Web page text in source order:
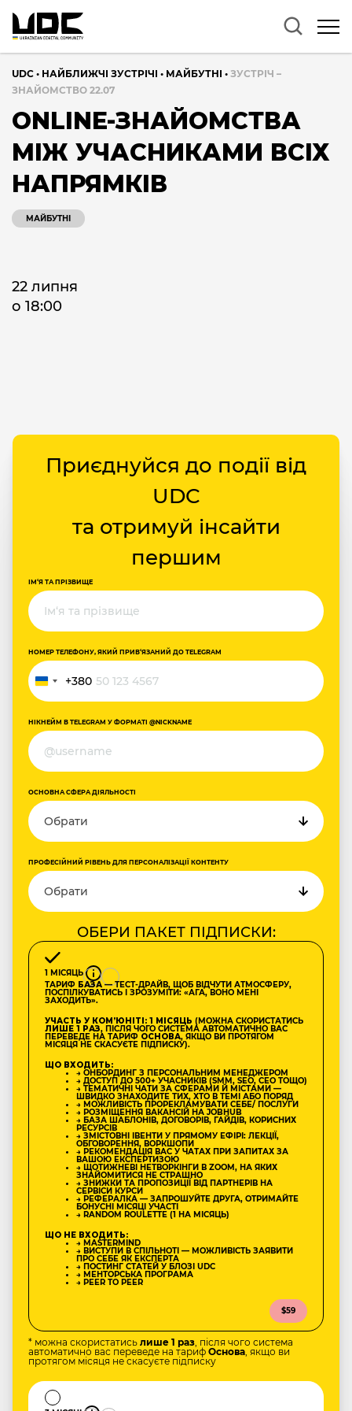
UDC • НАЙБЛИЖЧІ ЗУСТРІЧІ • МАЙБУТНІ • ЗУСТРІЧ –
ЗНАЙОМСТВО 22.07
ONLINE-ЗНАЙОМСТВА
МІЖ УЧАСНИКАМИ ВСІХ
НАПРЯМКІВ
МАЙБУТНІ
22 липня
о 18:00
Приєднуйся до події від
UDC
та отримуй інсайти
першим
ІМ‘Я ТА ПРІЗВИЩЕ
НОМЕР ТЕЛЕФОНУ, ЯКИЙ ПРИВ‘ЯЗАНИЙ ДО TELEGRAM
Україна
+380
+380
НІКНЕЙМ В TELEGRAM У ФОРМАТІ @NICKNAME
ОСНОВНА СФЕРА ДІЯЛЬНОСТІ
ПРОФЕСІЙНИЙ РІВЕНЬ ДЛЯ ПЕРСОНАЛІЗАЦІЇ КОНТЕНТУ
ОБЕРИ ПАКЕТ ПІДПИСКИ:
1 МІСЯЦЬ
ТАРИФ БАЗА— ТЕСТ-ДРАЙВ, ЩОБ ВІДЧУТИ АТМОСФЕРУ,
ПОСПІЛКУВАТИСЬ І ЗРОЗУМІТИ: «АГА, ВОНО МЕНІ
ЗАХОДИТЬ».
УЧАСТЬ У КОМʼЮНІТІ: 1 МІСЯЦЬ (МОЖНА СКОРИСТАТИСЬ
ЛИШЕ 1 РАЗ, ПІСЛЯ ЧОГО СИСТЕМА АВТОМАТИЧНО ВАС
ПЕРЕВЕДЕ НА ТАРИФ ОСНОВА, ЯКЩО ВИ ПРОТЯГОМ
МІСЯЦЯ НЕ СКАСУЄТЕ ПІДПИСКУ).
ЩО ВХОДИТЬ:
→ ОНБОРДИНГ З ПЕРСОНАЛЬНИМ МЕНЕДЖЕРОМ
→ ДОСТУП ДО 500+ УЧАСНИКІВ (SMM, SEO, CEO ТОЩО)
→ ТЕМАТИЧНІ ЧАТИ ЗА СФЕРАМИ Й МІСТАМИ —
ШВИДКО ЗНАХОДИТЕ ТИХ, ХТО В ТЕМІ АБО ПОРЯД
→ МОЖЛИВІСТЬ ПРОРЕКЛАМУВАТИ СЕБЕ/ ПОСЛУГИ
→ РОЗМІЩЕННЯ ВАКАНСІЙ НА JOBHUB
→ БАЗА ШАБЛОНІВ, ДОГОВОРІВ, ГАЙДІВ, КОРИСНИХ
РЕСУРСІВ
→ ЗМІСТОВНІ ІВЕНТИ У ПРЯМОМУ ЕФІРІ: ЛЕКЦІЇ,
ОБГОВОРЕННЯ, ВОРКШОПИ
→ РЕКОМЕНДАЦІЯ ВАС У ЧАТАХ ПРИ ЗАПИТАХ ЗА
ВАШОЮ ЕКСПЕРТИЗОЮ
→ ЩОТИЖНЕВІ НЕТВОРКІНГИ В ZOOM, НА ЯКИХ
ЗНАЙОМИТИСЯ НЕ СТРАШНО
→ ЗНИЖКИ ТА ПРОПОЗИЦІЇ ВІД ПАРТНЕРІВ НА
СЕРВІСИ КУРСИ
→ РЕФЕРАЛКА — ЗАПРОШУЙТЕ ДРУГА, ОТРИМАЙТЕ
БОНУСНІ МІСЯЦІ УЧАСТІ
→ RANDOM ROULETTE (1 НА МІСЯЦЬ)
ЩО НЕ ВХОДИТЬ:
→ MASTERMIND
→ ВИСТУПИ В СПІЛЬНОТІ — МОЖЛИВІСТЬ ЗАЯВИТИ
ПРО СЕБЕ ЯК ЕКСПЕРТА
→ ПОСТИНГ СТАТЕЙ У БЛОЗІ UDC
→ МЕНТОРСЬКА ПРОГРАМА
→ PEER TO PEER
$59
* можна скористатись лише 1 раз, після чого система
автоматично вас переведе на тариф Основа, якщо ви
протягом місяця не скасуєте підписку